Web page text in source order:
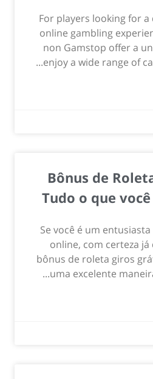
For players looking for
online gambling
non Gamstop offer a
enjoy a wide range of
Bônus de
Tudo o que
Se você é um
online, com certeza
bônus de roleta giros
uma excelente